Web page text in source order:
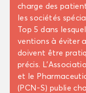
charge des
les so­cié­tés
Top 5 dans
ven­tions à évi­ter
doivent être
pré­cis.
et le
(PCN-S) pu­blie